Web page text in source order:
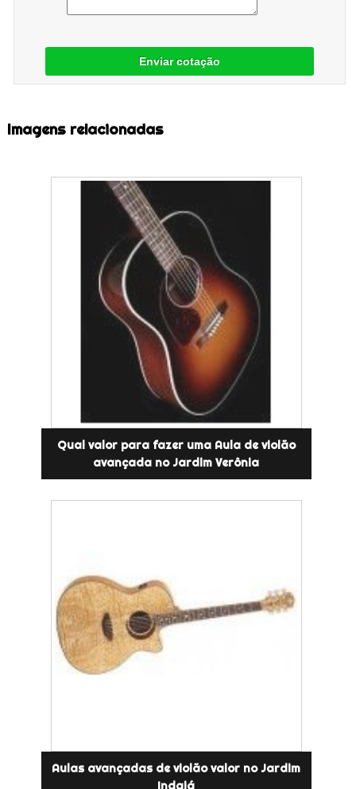
Enviar cotação
Imagens relacionadas
Qual valor para fazer uma Aula de violão
avançada no Jardim Verônia
Aulas avançadas de violão valor no Jardim
Indaiá